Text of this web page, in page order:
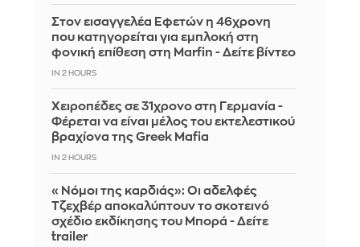
Στον εισαγγελέα Εφετών η 46χρονη
που κατηγορείται για εμπλοκή στη
φονική επίθεση στη Marfin - Δείτε βίντεο
IN 2 HOURS
Χειροπέδες σε 31χρονο στη Γερμανία -
Φέρεται να είναι μέλος του εκτελεστικού
βραχίονα της Greek Mafia
IN 2 HOURS
«Νόμοι της καρδιάς»: Οι αδελφές
Τζεχβέρ αποκαλύπτουν το σκοτεινό
σχέδιο εκδίκησης του Μπορά - Δείτε
trailer